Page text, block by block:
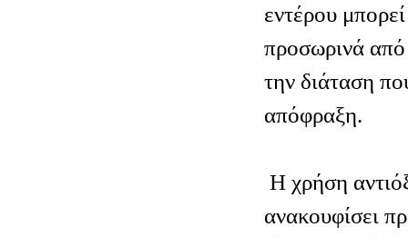
εντέρου
προσωρινά από
την διάταση
απόφραξη.
Η χρήση
ανακουφίσει